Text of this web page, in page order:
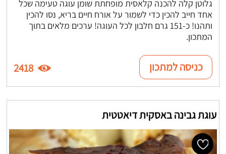
גלוטן קלה להכנה קלאסית מופחתת שומן עוגה טעימה שכל
אחד חייב להכין כדי לשמור על אורח חיים בריא, נסו להכין
ותהנו! כ-151 גרם חלבון לכל העוגה! ערכים מלאים בתוך
המתכון.
כניסה למתכון 2418
עוגת גבינה באסקית דיאטטית